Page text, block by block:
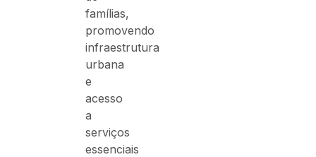
famílias,
promovendo
infraestrutura
urbana
e
acesso
a
serviços
essenciais